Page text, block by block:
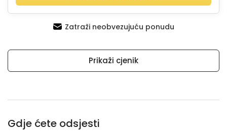
Zatraži neobvezujuću ponudu
Prikaži cjenik
Gdje ćete odsjesti